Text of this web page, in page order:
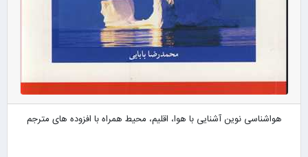
هواشناسی نوین آشنایی با هوا، اقلیم، محیط همراه با افزوده های مترجم